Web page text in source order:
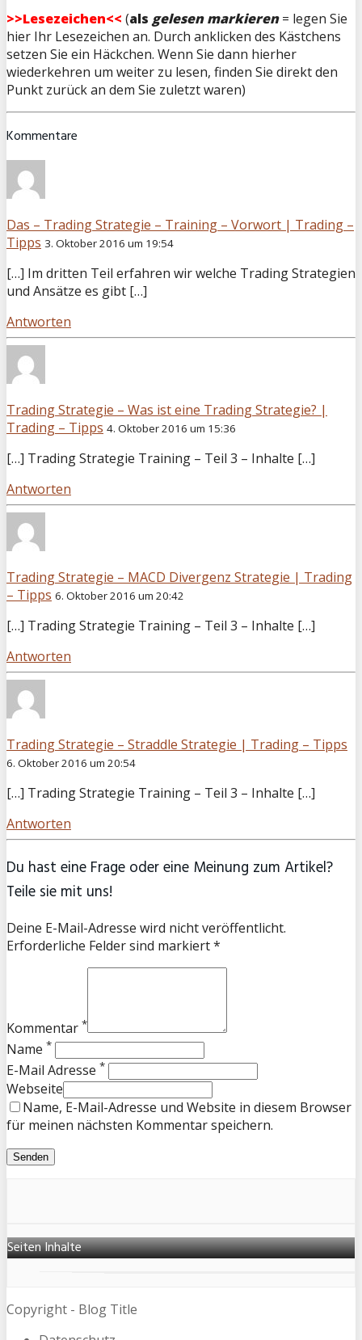
>>Lesezeichen<< (als gelesen markieren= legen Sie
hier Ihr Lesezeichen an. Durch anklicken des Kästchens
setzen Sie ein Häckchen. Wenn Sie dann hierher
wiederkehren um weiter zu lesen, finden Sie direkt den
Punkt zurück an dem Sie zuletzt waren)
Kommentare
Das – Trading Strategie – Training – Vorwort | Trading –
Tipps 3. Oktober 2016 um 19:54
[…] Im dritten Teil erfahren wir welche Trading Strategien
und Ansätze es gibt […]
Antworten
Trading Strategie – Was ist eine Trading Strategie? |
Trading – Tipps 4. Oktober 2016 um 15:36
[…] Trading Strategie Training – Teil 3 – Inhalte […]
Antworten
Trading Strategie – MACD Divergenz Strategie | Trading
– Tipps 6. Oktober 2016 um 20:42
[…] Trading Strategie Training – Teil 3 – Inhalte […]
Antworten
Trading Strategie – Straddle Strategie | Trading – Tipps
6. Oktober 2016 um 20:54
[…] Trading Strategie Training – Teil 3 – Inhalte […]
Antworten
Du hast eine Frage oder eine Meinung zum Artikel?
Teile sie mit uns!
Deine E-Mail-Adresse wird nicht veröffentlicht.
Erforderliche Felder sind markiert *
Kommentar *
Name *
E-Mail Adresse *
Webseite
Name, E-Mail-Adresse und Website in diesem Browser
für meinen nächsten Kommentar speichern.
Seiten Inhalte
Copyright - Blog Title